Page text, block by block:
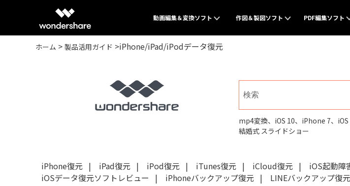
動画編集＆変換ソフト
画面録画専用ソフト
作図＆製図ソフト
EdrawMax
EdrawMind
マインドマップ専門ソフト
UI/UXデザインソフト
PDF編集ソフト
ホーム > 製品活用ガイド >iPhone/iPad/iPodデータ復元
mp4変換、 iOS 10、 iPhone 7、 iOS
結婚式 スライドショー
iPhone復元 | iPad復元 | iPod復元 | iTunes復元 | iCloud復元 | iOS起動障
iOSデータ復元ソフトレビュー
| iPhoneバックアップ復元 | LINEバックアップ復元